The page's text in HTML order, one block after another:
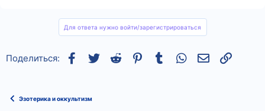
Для ответа нужно войти/зарегистрироваться
Поделиться: Facebook
TwitterReddit Pinterest
Tumblr WhatsAppСсылка
Эзотерика и оккультизм